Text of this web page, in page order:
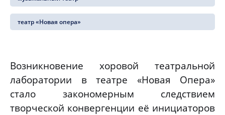
театр «Новая опера»
Возникновение хоровой театральной
лаборатории в театре «Новая Опера»
стало закономерным следствием
творческой конвергенции её инициаторов